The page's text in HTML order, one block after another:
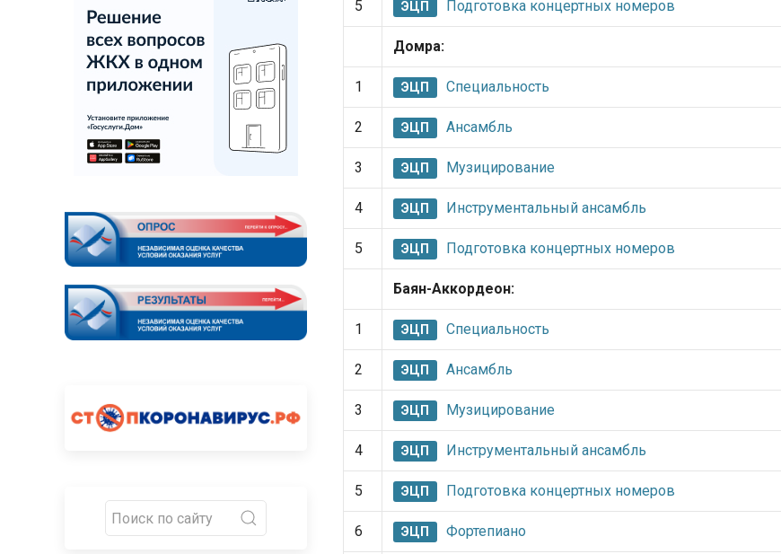
5 ЭЦП Подготовка концертных номеров
Домра:
1 ЭЦП Специальность
2 ЭЦП Ансамбль
3 ЭЦП Музицирование
4 ЭЦП Инструментальный ансамбль
5 ЭЦП Подготовка концертных номеров
Баян-Аккордеон:
1 ЭЦП Специальность
2 ЭЦП Ансамбль
3 ЭЦП Музицирование
4 ЭЦП Инструментальный ансамбль
5 ЭЦП Подготовка концертных номеров
6 ЭЦП Фортепиано